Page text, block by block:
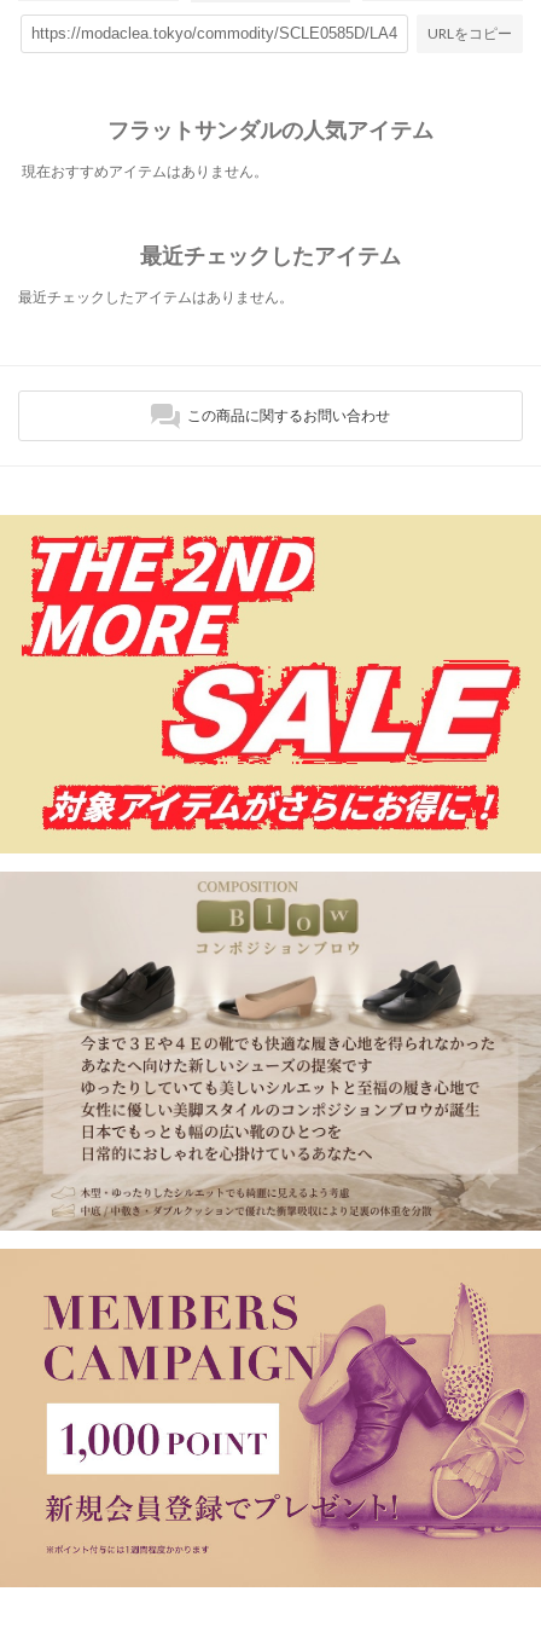
URLをコピー
フラットサンダルの人気アイテム
現在おすすめアイテムはありません。
最近チェックしたアイテム
最近チェックしたアイテムはありません。
この商品に関するお問い合わせ